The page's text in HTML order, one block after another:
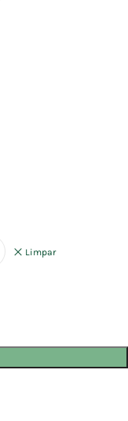
Limpar